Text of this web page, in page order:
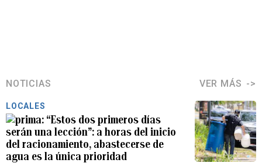
NOTICIAS VER MÁS
LOCALES
“Estos dos primeros días
serán una lección”: a horas del inicio
del racionamiento, abastecerse de
agua es la única prioridad